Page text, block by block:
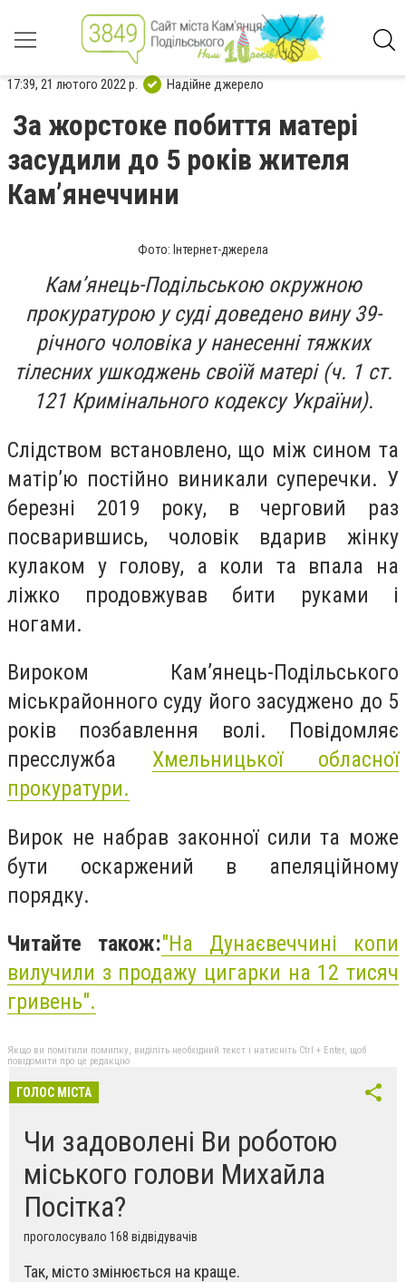
17:39, 21 лютого 2022 р. Надійне джерело
За жорстоке побиття матері
засудили до 5 років жителя
Кам’янеччини
Фото: Інтернет-джерела
Кам’янець-Подільською окружною
прокуратурою у суді доведено вину 39-
річного чоловіка у нанесенні тяжких
тілесних ушкоджень своїй матері (ч. 1 ст.
121 Кримінального кодексу України).
Слідством встановлено, що між сином та
матір’ю постійно виникали суперечки. У
березні 2019 року, в черговий раз
посварившись, чоловік вдарив жінку
кулаком у голову, а коли та впала на
ліжко продовжував бити руками і
ногами.
Вироком Кам’янець-Подільського
міськрайонного суду його засуджено до 5
років позбавлення волі. Повідомляє
пресслужба Хмельницької обласної
прокуратури.
Вирок не набрав законної сили та може
бути оскаржений в апеляційному
порядку.
Читайте також:"На Дунаєвеччині копи
вилучили з продажу цигарки на 12 тисяч
гривень".
Якщо ви помітили помилку, виділіть необхідний текст і натисніть Ctrl + Enter, щоб
повідомити про це редакцію
ГОЛОС МІСТА
Чи задоволені Ви роботою
міського голови Михайла
Посітка?
проголосувало 168 відвідувачів
Так, місто змінюється на краще.